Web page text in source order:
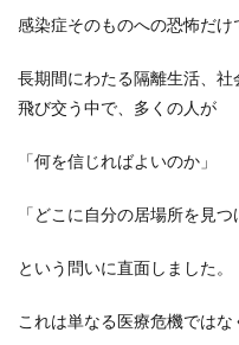
感染症そのものへの恐怖だけ
長期間にわたる隔離生活、
飛び交う中で、多くの人が
「何を信じればよいのか」
「どこに自分の居場所を見つ
という問いに直面しました。
これは単なる医療危機ではな